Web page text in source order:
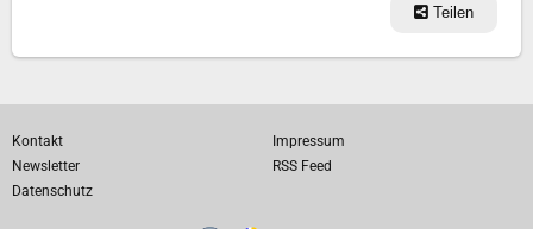
Teilen
Kontakt
Impressum
Newsletter
RSS Feed
Datenschutz